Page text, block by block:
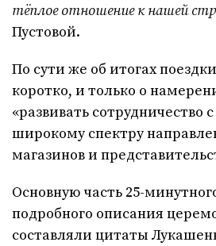
тёплое отношение к нашей
Пустовой.
По сути же об итогах
коротко, и только о
«развивать сотрудничество
широкому спектру
магазинов и
Основную часть 25-
подробного описания
составляли цитаты